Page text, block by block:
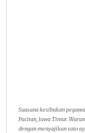
Suasana kesibukan
Pacitan, Jawa Timur.
dengan menyajikan soto